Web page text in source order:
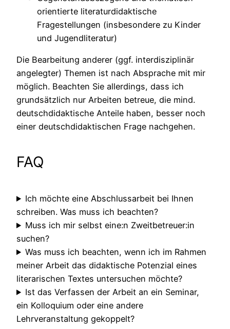
orientierte literaturdidaktische
Fragestellungen (insbesondere zu Kinder
und Jugendliteratur)
Die Bearbeitung anderer (ggf. interdisziplinär
angelegter) Themen ist nach Absprache mit mir
möglich. Beachten Sie allerdings, dass ich
grundsätzlich nur Arbeiten betreue, die mind.
deutschdidaktische Anteile haben, besser noch
einer deutschdidaktischen Frage nachgehen.
FAQ
Ich möchte eine Abschlussarbeit bei Ihnen
schreiben. Was muss ich beachten?
Muss ich mir selbst eine:n Zweitbetreuer:in
suchen?
Was muss ich beachten, wenn ich im Rahmen
meiner Arbeit das didaktische Potenzial eines
literarischen Textes untersuchen möchte?
Ist das Verfassen der Arbeit an ein Seminar,
ein Kolloquium oder eine andere
Lehrveranstaltung gekoppelt?